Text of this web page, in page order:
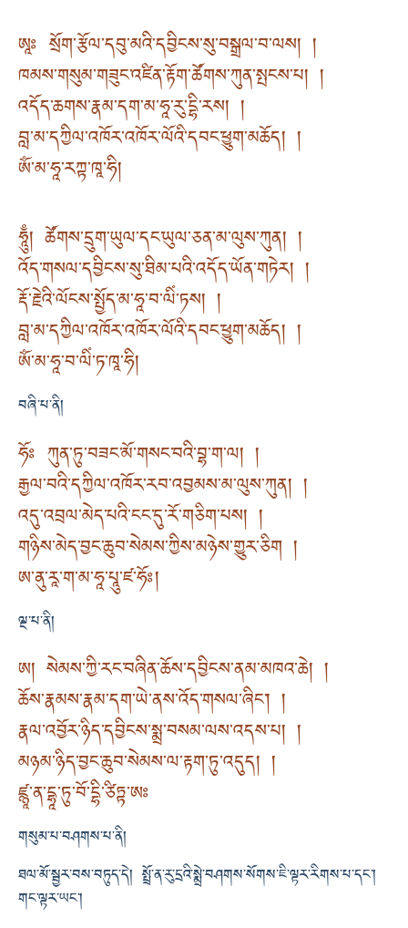
ཨཱཿ སྲོག་རྩོལ་དབུ་མའི་དབྱིངས་སུ་བསྒྲལ་བ་ལས། །
ཁམས་གསུམ་གཟུང་འཛིན་རྟོག་ཚོགས་ཀུན་སྤངས་པ། །
འདོད་ཆགས་རྣམ་དག་མ་ཧཱ་རུ་དྷི་རས། །
བླ་མ་དཀྱིལ་འཁོར་འཁོར་ལོའི་དབང་ཕྱུག་མཆོད། །
ཨོཾ་མ་ཧཱ་རཀྟ་ཁཱ་ཧི།
ཧཱུྃ། ཚོགས་དྲུག་ཡུལ་དང་ཡུལ་ཅན་མ་ལུས་ཀུན། །
འོད་གསལ་དབྱིངས་སུ་ཐིམ་པའི་འདོད་ཡོན་གཏེར། །
རྡོ་རྗེའི་ལོངས་སྤྱོད་མ་ཧཱ་བ་ལིཾ་ཏས། །
བླ་མ་དཀྱིལ་འཁོར་འཁོར་ལོའི་དབང་ཕྱུག་མཆོད། །
ཨོཾ་མ་ཧཱ་བ་ལིཾ་ཏ་ཁཱ་ཧི།
བཞི་པ་ནི།
ཧོཿ ཀུན་ཏུ་བཟང་མོ་གསང་བའི་བྷ་ག་ལ། །
རྒྱལ་བའི་དཀྱིལ་འཁོར་རབ་འབྱམས་མ་ལུས་ཀུན། །
འདུ་འབྲལ་མེད་པའི་ངང་དུ་རོ་གཅིག་པས། །
གཉིས་མེད་བྱང་ཆུབ་སེམས་ཀྱིས་མཉེས་གྱུར་ཅིག །
ཨ་ནུ་རཱ་ག་མ་ཧཱ་པཱུ་ཛ་ཧོཿ།
ལྔ་པ་ནི།
ཨ། སེམས་ཀྱི་རང་བཞིན་ཆོས་དབྱིངས་ནམ་མཁའ་ཆེ། །
ཆོས་རྣམས་རྣམ་དག་ཡེ་ནས་འོད་གསལ་ཞིང་། །
རྣལ་འབྱོར་ཉིད་དབྱིངས་སྨྲ་བསམ་ལས་འདས་པ། །
མཉམ་ཉིད་བྱང་ཆུབ་སེམས་ལ་རྟག་ཏུ་འདུད། །
ཛྙཱ་ན་དྷཱ་ཏུ་བོ་དྷི་ཙིཏྟ་ཨཿ
གསུམ་པ་བཤགས་པ་ནི།
ཐལ་མོ་སྦྱར་བས་བཏུད་དེ། སྤྲོ་ན་རུ་དྲའི་སྨྲེ་བཤགས་སོགས་ཇི་ལྟར་རིགས་པ་དང་།
གང་ལྟར་ཡང་།